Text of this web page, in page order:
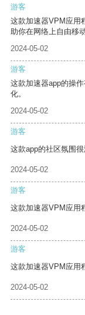
游客
这款加速器VPM应用
助你在网络上自由移动
2024-05-02
游客
这款加速器app的操
化。
2024-05-02
游客
这款app的社区氛围
2024-05-02
游客
这款加速器VPM应用
2024-05-02
游客
这款加速器VPM应用
2024-05-02